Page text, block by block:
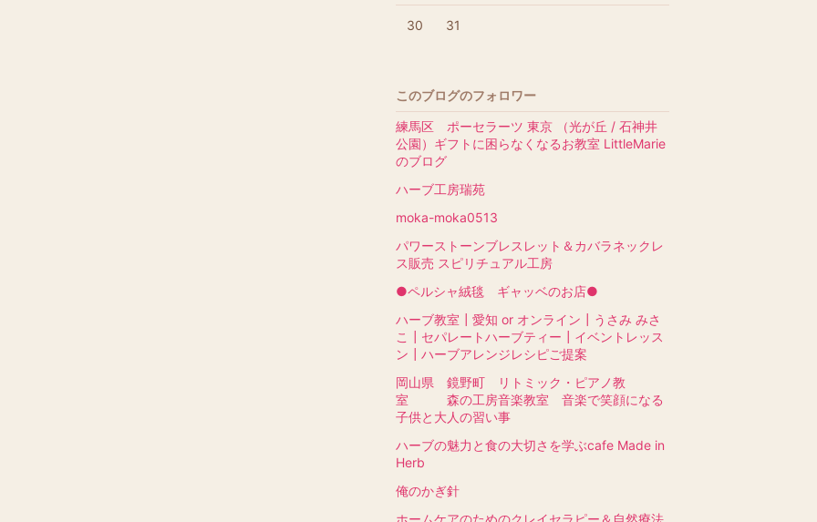
30 31
このブログのフォロワー
練馬区 ポーセラーツ 東京 （光が丘 / 石神井
公園）ギフトに困らなくなるお教室 LittleMarie
のブログ
ハーブ工房瑞苑
moka-moka0513
パワーストーンブレスレット＆カバラネックレ
ス販売 スピリチュアル工房
●ペルシャ絨毯 ギャッベのお店●
ハーブ教室┃愛知 or オンライン┃うさみ みさ
こ┃セパレートハーブティー┃イベントレッス
ン┃ハーブアレンジレシピご提案
岡山県 鏡野町 リトミック・ピアノ教
室 森の工房音楽教室 音楽で笑顔になる
子供と大人の習い事
ハーブの魅力と食の大切さを学ぶcafe Made in
Herb
俺のかぎ針
ホームケアのためのクレイセラピー＆自然療法